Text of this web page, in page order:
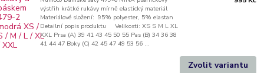
výstřih krátké rukávy mírně elastický materiál
Materiálové složení: 95% polyester, 5% elastan
Detailní popis produktu Velikosti: XS S M L XL
XXL Prsa (A) 39 41 43 45 50 55 Pas (B) 34 36 38
41 44 47 Boky (C) 42 45 47 49 53 56 ...
Zvolit variantu